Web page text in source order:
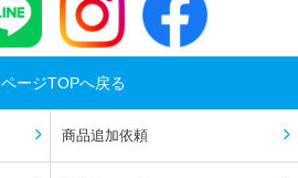
ページTOPへ戻る
商品追加依頼